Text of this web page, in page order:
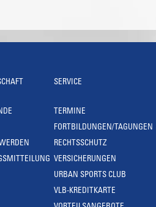
SERVICE
TERMINE
FORTBILDUNGEN/TAGUNGEN
RECHTSSCHUTZ
VERSICHERUNGEN
URBAN SPORTS CLUB
VLB-KREDITKARTE